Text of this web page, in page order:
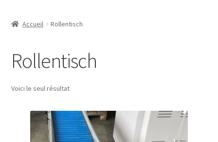
protection des données
Accueil Rollentisch
Rollentisch
Voici le seul résultat